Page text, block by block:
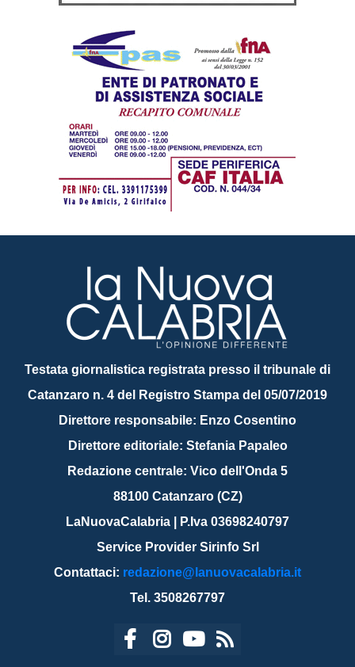
Testata giornalistica registrata presso il tribunale di
Catanzaro n. 4 del Registro Stampa del 05/07/2019
Direttore responsabile: Enzo Cosentino
Direttore editoriale: Stefania Papaleo
Redazione centrale: Vico dell'Onda 5
88100 Catanzaro (CZ)
LaNuovaCalabria | P.Iva 03698240797
Service Provider Sirinfo Srl
Contattaci: redazione@lanuovacalabria.it
Tel. 3508267797